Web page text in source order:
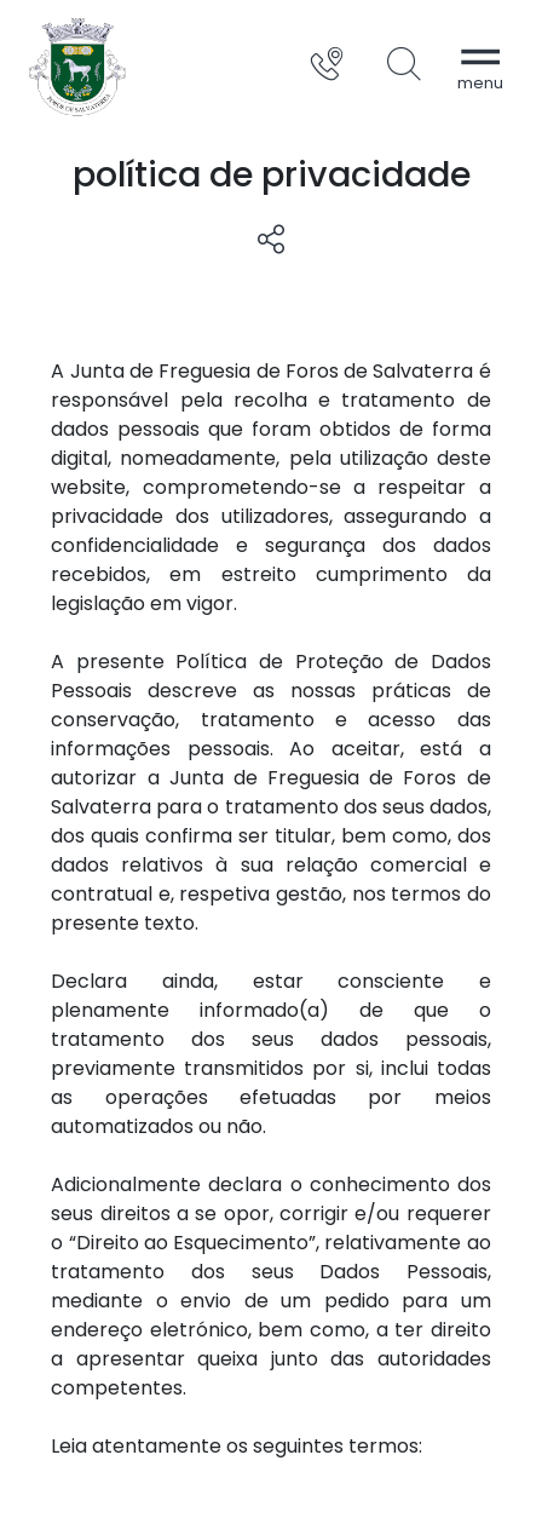
política de privacidade
A Junta de Freguesia de Foros de Salvaterra é
responsável pela recolha e tratamento de
dados pessoais que foram obtidos de forma
digital, nomeadamente, pela utilização deste
website, comprometendo-se a respeitar a
privacidade dos utilizadores, assegurando a
confidencialidade e segurança dos dados
recebidos, em estreito cumprimento da
legislação em vigor.
A presente Política de Proteção de Dados
Pessoais descreve as nossas práticas de
conservação, tratamento e acesso das
informações pessoais. Ao aceitar, está a
autorizar a Junta de Freguesia de Foros de
Salvaterra para o tratamento dos seus dados,
dos quais confirma ser titular, bem como, dos
dados relativos à sua relação comercial e
contratual e, respetiva gestão, nos termos do
presente texto.
Declara ainda, estar consciente e
plenamente informado(a) de que o
tratamento dos seus dados pessoais,
previamente transmitidos por si, inclui todas
as operações efetuadas por meios
automatizados ou não.
Adicionalmente declara o conhecimento dos
seus direitos a se opor, corrigir e/ou requerer
o “Direito ao Esquecimento”, relativamente ao
tratamento dos seus Dados Pessoais,
mediante o envio de um pedido para um
endereço eletrónico, bem como, a ter direito
a apresentar queixa junto das autoridades
competentes.
Leia atentamente os seguintes termos: